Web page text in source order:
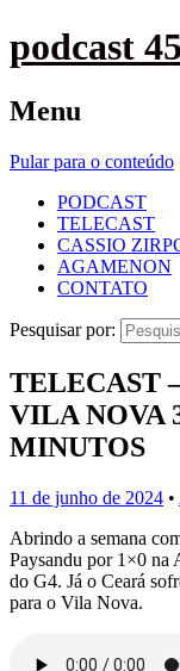
podcast 45
Menu
Pular para o conteúdo
PODCAST
TELECAST
CASSIO
AGAMENON
CONTATO
Pesquisar por:
TELECAST
VILA NOVA
MINUTOS
11 de junho de 2024 •
Abrindo a semana
Paysandu por 1×0 na
do G4. Já o Ceará
para o Vila Nova.